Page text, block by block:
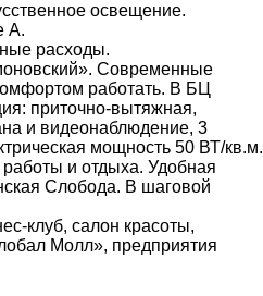
освещение.
А.
расходы.
Современные
работать. В БЦ
приточно-вытяжная,
и видеонаблюдение, 3
мощность 50 ВТ/кв.м.
работы и отдыха. Удобная
Слобода. В шаговой
клуб, салон красоты,
Молл», предприятия